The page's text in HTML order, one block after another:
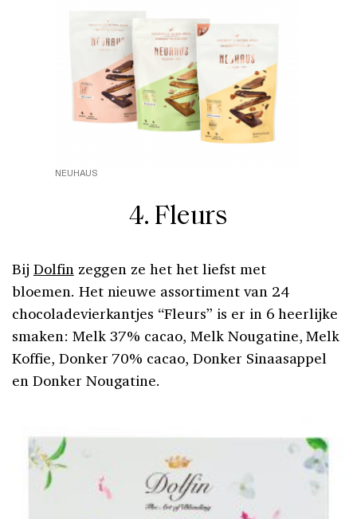
NEUHAUS
4. Fleurs
Bij Dolfinzeggen ze het het liefst met
bloemen. Het nieuwe assortiment van 24
chocoladevierkantjes “Fleurs” is er in 6 heerlijke
smaken: Melk 37% cacao, Melk Nougatine, Melk
Koffie, Donker 70% cacao, Donker Sinaasappel
en Donker Nougatine.